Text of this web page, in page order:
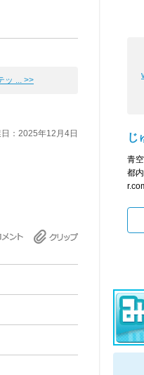
ッ ... >>
：2025年12月4日 じ
青
都